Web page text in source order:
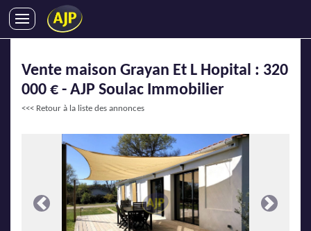
VENTES
LOCATIONS
GESTION LOCATIVE
IMMOBILIER NEUF
LOCATIONS DE VACANCES
ENTREPRISES
Vente maison Grayan Et L Hopital : 320
000 € - AJP Soulac Immobilier
<<< Retour à la liste des annonces
Précédente Suivante